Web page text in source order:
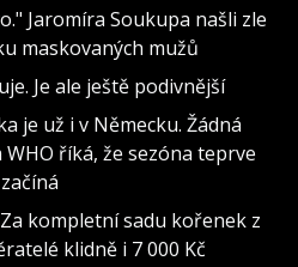
Jaromíra Soukupa našli zle
maskovaných mužů
Je ale ještě podivnější
je už i v Německu. Žádná
říká, že sezóna teprve
začíná
kompletní sadu kořenek z
klidně i 7 000 Kč